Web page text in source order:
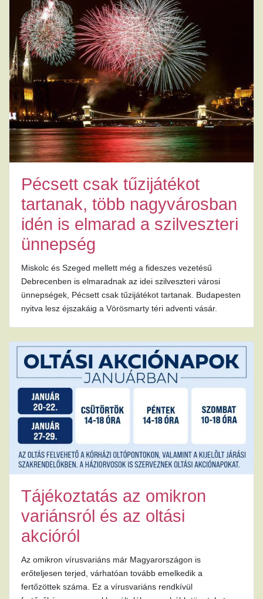
Pécsett csak tűzijátékot
tartanak, több nagyvárosban
idén is elmarad a szilveszteri
ünnepség
Miskolc és Szeged mellett még a fideszes vezetésű
Debrecenben is elmaradnak az idei szilveszteri városi
ünnepségek, Pécsett csak tűzijátékot tartanak. Budapesten
nyitva lesz éjszakáig a Vörösmarty téri adventi vásár.
Tájékoztatás az omikron
variánsról és az oltási
akcióról
Az omikron vírusvariáns már Magyarországon is
erőteljesen terjed, várhatóan tovább emelkedik a
fertőzöttek száma. Ez a vírusvariáns rendkívül